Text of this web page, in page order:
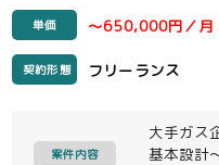
単価 ～650,000円／月
契約形態 フリーランス
案件内容
大手ガス
基本設計